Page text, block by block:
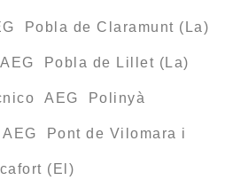
Pobla de Claramunt (La)
Pobla de Lillet (La)
AEG Polinyà
Pont de Vilomara i
(El)